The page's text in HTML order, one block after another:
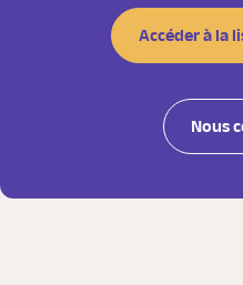
Accéder à la
Nous